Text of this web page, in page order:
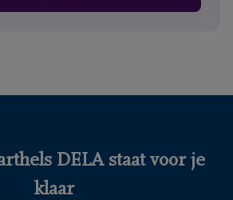
DELA staat voor je
klaar